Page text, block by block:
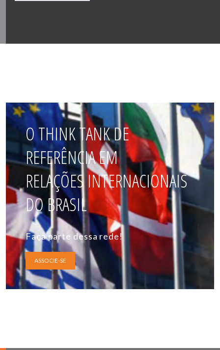
O THINK TANK DE
REFERÊNCIA EM
RELAÇÕES INTERNACIONAIS
DO BRASIL
Faça parte dessa rede!
ASSOCIE-SE